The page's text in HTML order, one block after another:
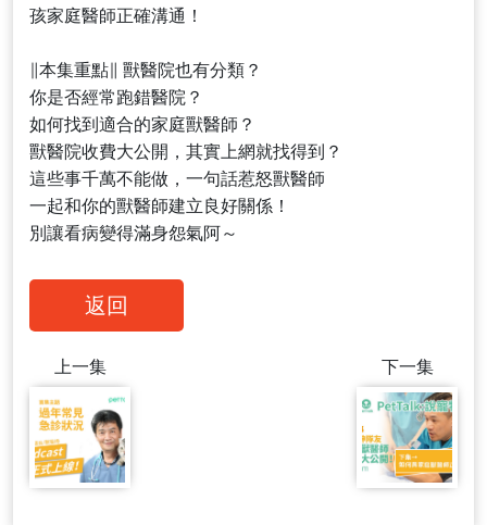
孩家庭醫師正確溝通！
∥本集重點∥ 獸醫院也有分類？
你是否經常跑錯醫院？
如何找到適合的家庭獸醫師？
獸醫院收費大公開，其實上網就找得到？
這些事千萬不能做，一句話惹怒獸醫師
一起和你的獸醫師建立良好關係！
別讓看病變得滿身怨氣阿～
返回
上一集 下一集